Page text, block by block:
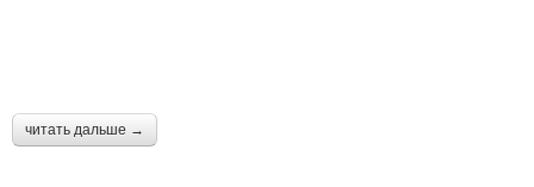
читать дальше →